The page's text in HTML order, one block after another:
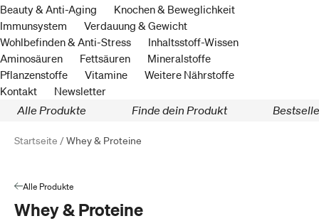
Beauty & Anti-Aging
Knochen & Beweglichkeit
Immunsystem
Verdauung & Gewicht
Wohlbefinden & Anti-Stress
Inhaltsstoff-Wissen
Aminosäuren
Fettsäuren
Mineralstoffe
Pflanzenstoffe
Vitamine
Weitere Nährstoffe
Kontakt
Newsletter
Alle Produkte Finde dein Produkt
Startseite /Whey & Proteine
Alle Produkte
Whey & Proteine